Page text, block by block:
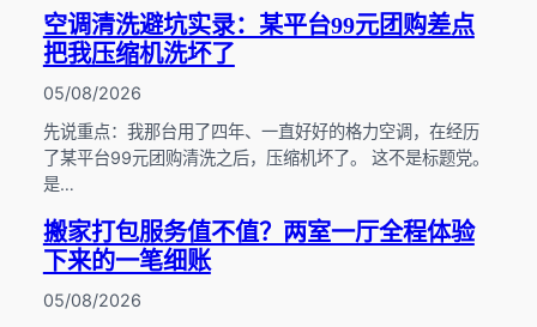
空调清洗避坑实录：某平台99元团购差点
把我压缩机洗坏了
05/08/2026
先说重点：我那台用了四年、一直好好的格力空调，在经历
了某平台99元团购清洗之后，压缩机坏了。 这不是标题党。
是…
搬家打包服务值不值？两室一厅全程体验
下来的一笔细账
05/08/2026